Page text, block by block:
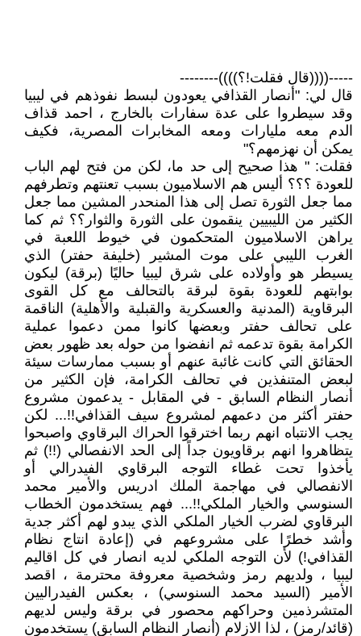
-----((((قال فقلت!؟))))--------
قال لي: "أنصار القذافي يعودون لبسط نفوذهم في ليبيا
وقد سيطروا على عدة سفارات بالخارج ، احمد قذاف
الدم معه مليارات ومعه المخابرات المصرية، فكيف
يمكن أن نهزمهم؟"
فقلت: " هذا صحيح إلى حد ما، لكن من فتح لهم الباب
للعودة ؟؟؟ أليس هم الاسلاميون بسبب تعنتهم وتطرفهم
مما جعل الثورة تصل إلى هذا المنحدر المشين مما جعل
الكثير من الليبيين ينقمون على الثورة والثوار؟؟ ثم كما
يراهن الاسلاميون المتحكمون في خيوط اللعبة في
الغرب الليبي على موت المشير (خليفة حفتر) الذي
يسيطر هو وأولاده على شرق ليبيا حاليًا (برقة) ليكون
بوابتهم للعودة بقوة لبرقة بالتحالف مع كل القوى
البرقاوية (المدنية والعسكرية والقبلية والأهلية) الناقمة
على تحالف حفتر وبعضها كانوا ممن دعموا عملية
الكرامة بقوة تدعمه ثم انفضوا من حوله بعد ظهور بعض
الحقائق التي كانت غائبة عنهم أو بسبب ممارسات سيئة
لبعض المتنفذين في تحالف الكرامة، فإن الكثير من
أنصار النظام السابق - في المقابل - يدعمون مشروع
حفتر أكثر من دعمهم لمشروع سيف القذافي!!... لكن
يجب الانتباه انهم ربما اخترقوا الحراك البرقاوي واصبحوا
يتظاهروا انهم برقاويون جداً إلى الحد الانفصالي (!!) ثم
يأخذوا تحت غطاء التوجه البرقاوي الفيدرالي أو
الانفصالي في مهاجمة الملك ادريس والأمير محمد
السنوسي والخيار الملكي!!... فهم يستخدمون الخطاب
البرقاوي لضرب الخيار الملكي الذي يبدو لهم أكثر جدية
وأشد خطرًا على مشروعهم في (إعادة انتاج نظام
القذافي!) لأن التوجه الملكي لديه انصار في كل اقاليم
ليبيا ، ولديهم رمز وشخصية معروفة محترمة ، اقصد
الأمير (السيد محمد السنوسي) ، بعكس الفيدراليين
المتشرذمين وحراكهم محصور في برقة وليس لديهم
(قائد/رمز) ، لذا الازلام (أنصار النظام السابق) يستخدمون